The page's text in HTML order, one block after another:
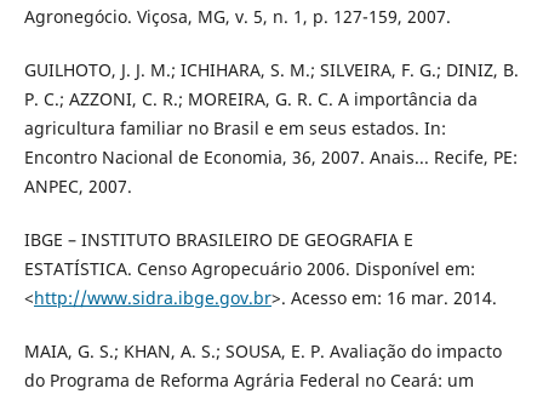
Agronegócio. Viçosa, MG, v. 5, n. 1, p. 127-159, 2007.
GUILHOTO, J. J. M.; ICHIHARA, S. M.; SILVEIRA, F. G.; DINIZ, B.
P. C.; AZZONI, C. R.; MOREIRA, G. R. C. A importância da
agricultura familiar no Brasil e em seus estados. In:
Encontro Nacional de Economia, 36, 2007. Anais... Recife, PE:
ANPEC, 2007.
IBGE – INSTITUTO BRASILEIRO DE GEOGRAFIA E
ESTATÍSTICA. Censo Agropecuário 2006. Disponível em:
<http://www.sidra.ibge.gov.br>. Acesso em: 16 mar. 2014.
MAIA, G. S.; KHAN, A. S.; SOUSA, E. P. Avaliação do impacto
do Programa de Reforma Agrária Federal no Ceará: um